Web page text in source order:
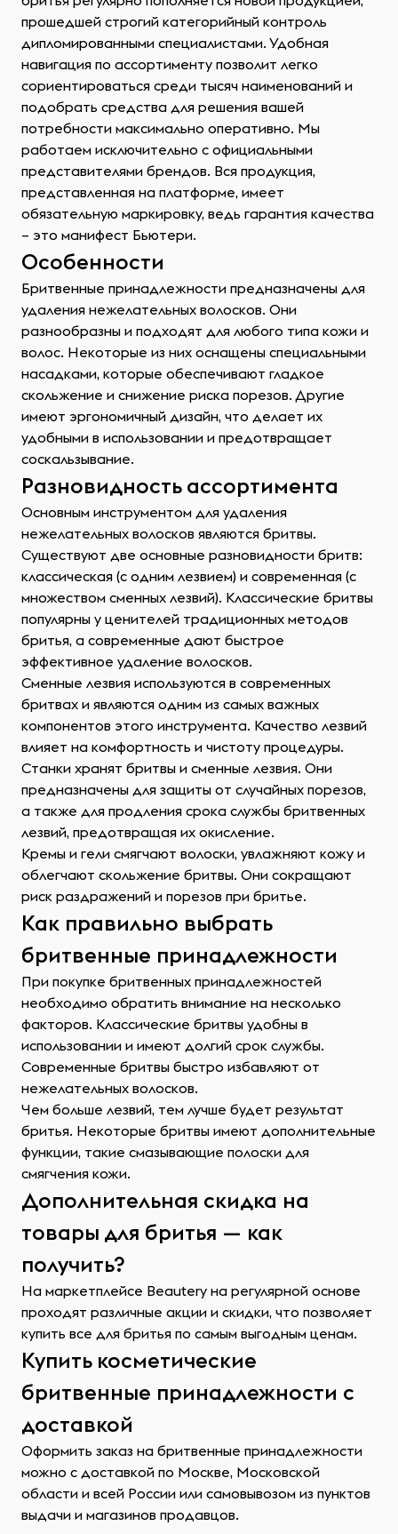
прошедшей строгий категорийный контроль
дипломированными специалистами. Удобная
навигация по ассортименту позволит легко
сориентироваться среди тысяч наименований и
подобрать средства для решения вашей
потребности максимально оперативно. Мы
работаем исключительно с официальными
представителями брендов. Вся продукция,
представленная на платформе, имеет
обязательную маркировку, ведь гарантия качества
– это манифест Бьютери.
Особенности
Бритвенные принадлежности предназначены для
удаления нежелательных волосков. Они
разнообразны и подходят для любого типа кожи и
волос. Некоторые из них оснащены специальными
насадками, которые обеспечивают гладкое
скольжение и снижение риска порезов. Другие
имеют эргономичный дизайн, что делает их
удобными в использовании и предотвращает
соскальзывание.
Разновидность ассортимента
Основным инструментом для удаления
нежелательных волосков являются бритвы.
Существуют две основные разновидности бритв:
классическая (с одним лезвием) и современная (с
множеством сменных лезвий). Классические бритвы
популярны у ценителей традиционных методов
бритья, а современные дают быстрое
эффективное удаление волосков.
Сменные лезвия используются в современных
бритвах и являются одним из самых важных
компонентов этого инструмента. Качество лезвий
влияет на комфортность и чистоту процедуры.
Станки хранят бритвы и сменные лезвия. Они
предназначены для защиты от случайных порезов,
а также для продления срока службы бритвенных
лезвий, предотвращая их окисление.
Кремы и гели смягчают волоски, увлажняют кожу и
облегчают скольжение бритвы. Они сокращают
риск раздражений и порезов при бритье.
Как правильно выбрать
бритвенные принадлежности
При покупке бритвенных принадлежностей
необходимо обратить внимание на несколько
факторов. Классические бритвы удобны в
использовании и имеют долгий срок службы.
Современные бритвы быстро избавляют от
нежелательных волосков.
Чем больше лезвий, тем лучше будет результат
бритья. Некоторые бритвы имеют дополнительные
функции, такие смазывающие полоски для
смягчения кожи.
Дополнительная скидка на
товары для бритья — как
получить?
На маркетплейсе Beautery на регулярной основе
проходят различные акции и скидки, что позволяет
купить все для бритья по самым выгодным ценам.
Купить косметические
бритвенные принадлежности с
доставкой
Оформить заказ на бритвенные принадлежности
можно с доставкой по Москве, Московской
области и всей России или самовывозом из пунктов
выдачи и магазинов продавцов.